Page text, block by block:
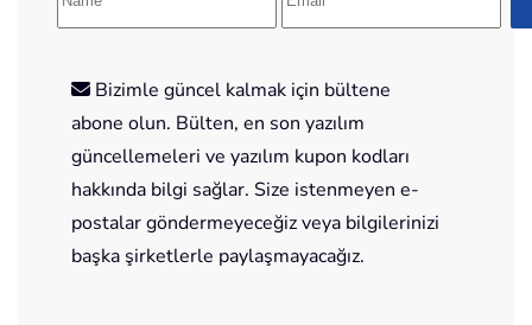
Bizimle güncel kalmak için bültene
abone olun. Bülten, en son yazılım
güncellemeleri ve yazılım kupon kodları
hakkında bilgi sağlar. Size istenmeyen e-
postalar göndermeyeceğiz veya bilgilerinizi
başka şirketlerle paylaşmayacağız.